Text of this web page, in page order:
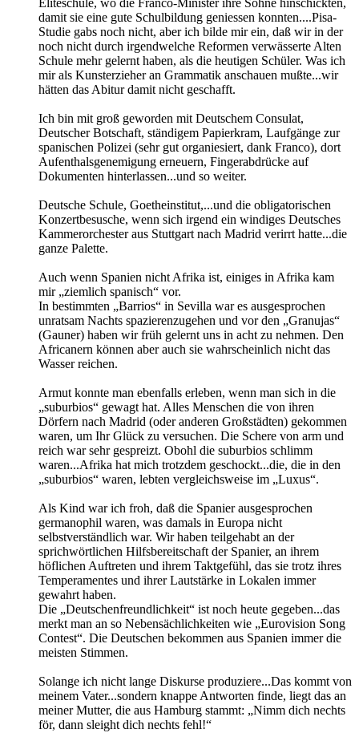
Eliteschule, wo die Franco-Minister ihre Söhne hinschickten,
damit sie eine gute Schulbildung geniessen konnten....Pisa-
Studie gabs noch nicht, aber ich bilde mir ein, daß wir in der
noch nicht durch irgendwelche Reformen verwässerte Alten
Schule mehr gelernt haben, als die heutigen Schüler. Was ich
mir als Kunsterzieher an Grammatik anschauen mußte...wir
hätten das Abitur damit nicht geschafft.
Ich bin mit groß geworden mit Deutschem Consulat,
Deutscher Botschaft, ständigem Papierkram, Laufgänge zur
spanischen Polizei (sehr gut organiesiert, dank Franco), dort
Aufenthalsgenemigung erneuern, Fingerabdrücke auf
Dokumenten hinterlassen...und so weiter.
Deutsche Schule, Goetheinstitut,...und die obligatorischen
Konzertbesusche, wenn sich irgend ein windiges Deutsches
Kammerorchester aus Stuttgart nach Madrid verirrt hatte...die
ganze Palette.
Auch wenn Spanien nicht Afrika ist, einiges in Afrika kam
mir „ziemlich spanisch“ vor.
In bestimmten „Barrios“ in Sevilla war es ausgesprochen
unratsam Nachts spazierenzugehen und vor den „Granujas“
(Gauner) haben wir früh gelernt uns in acht zu nehmen. Den
Africanern können aber auch sie wahrscheinlich nicht das
Wasser reichen.
Armut konnte man ebenfalls erleben, wenn man sich in die
„suburbios“ gewagt hat. Alles Menschen die von ihren
Dörfern nach Madrid (oder anderen Großstädten) gekommen
waren, um Ihr Glück zu versuchen. Die Schere von arm und
reich war sehr gespreizt. Obohl die suburbios schlimm
waren...Afrika hat mich trotzdem geschockt...die, die in den
„suburbios“ waren, lebten vergleichsweise im „Luxus“.
Als Kind war ich froh, daß die Spanier ausgesprochen
germanophil waren, was damals in Europa nicht
selbstverständlich war. Wir haben teilgehabt an der
sprichwörtlichen Hilfsbereitschaft der Spanier, an ihrem
höflichen Auftreten und ihrem Taktgefühl, das sie trotz ihres
Temperamentes und ihrer Lautstärke in Lokalen immer
gewahrt haben.
Die „Deutschenfreundlichkeit“ ist noch heute gegeben...das
merkt man an so Nebensächlichkeiten wie „Eurovision Song
Contest“. Die Deutschen bekommen aus Spanien immer die
meisten Stimmen.
Solange ich nicht lange Diskurse produziere...Das kommt von
meinem Vater...sondern knappe Antworten finde, liegt das an
meiner Mutter, die aus Hamburg stammt: „Nimm dich nechts
för, dann sleight dich nechts fehl!“